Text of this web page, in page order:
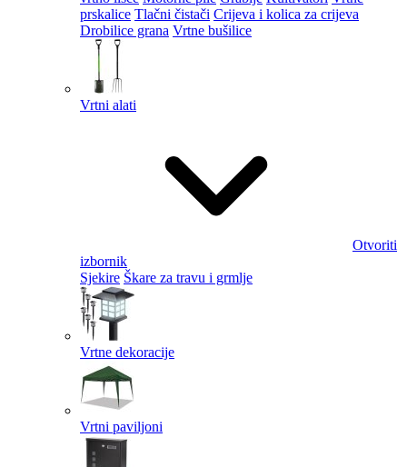
prskalice Tlačni čistači Crijeva i kolica za crijeva
Drobilice grana Vrtne bušilice
Vrtni alati
Otvoriti
izbornik
Sjekire Škare za travu i grmlje
Vrtne dekoracije
Vrtni paviljoni